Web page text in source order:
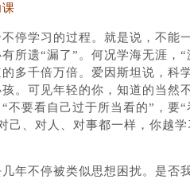
不停学习的过程。就是说，不能
所遗“漏了”。何况学海无涯，
多千倍万倍。爱因斯坦说，科
。可见年轻的你，知道的当然
不要看自己过于所当看的”，要
己、对人、对事都一样，你越
年不停被类似思想困扰。是否